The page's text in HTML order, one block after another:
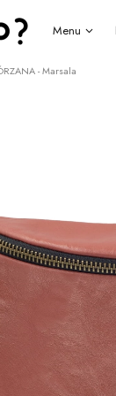
Menu
- Marsala